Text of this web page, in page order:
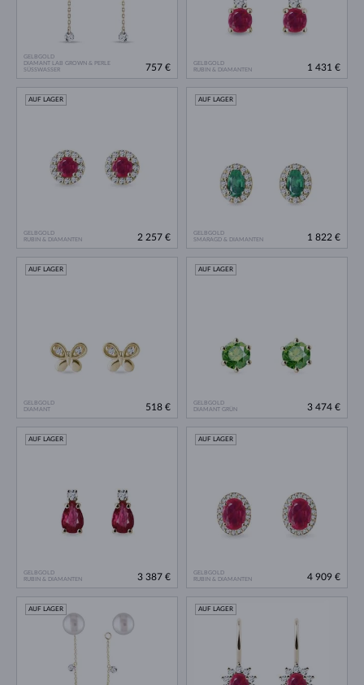
GELBGOLD
DIAMANT LAB GROWN & PERLE
SÜSSWASSER
757 €
GELBGOLD
RUBIN & DIAMANTEN
1 431 €
GELBGOLD
RUBIN & DIAMANTEN
AUF LAGER
2 257 €
GELBGOLD
SMARAGD & DIAMANTEN
AUF LAGER
1 822 €
GELBGOLD
DIAMANT
AUF LAGER
518 €
GELBGOLD
DIAMANT GRÜN
AUF LAGER
3 474 €
GELBGOLD
RUBIN & DIAMANTEN
AUF LAGER
3 387 €
GELBGOLD
RUBIN & DIAMANTEN
AUF LAGER
4 909 €
AUF LAGER AUF LAGER